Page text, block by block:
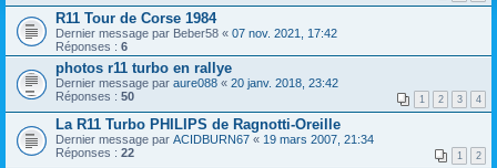
R11 Tour de Corse 1984
Dernier message par Beber58 « 07 nov. 2021, 17:42
Réponses : 6
photos r11 turbo en rallye
Dernier message par aure088 « 20 janv. 2018, 23:42
Réponses : 50 1 2 3 4
La R11 Turbo PHILIPS de Ragnotti-Oreille
Dernier message par ACIDBURN67 « 19 mars 2007, 21:34
Réponses : 22 1 2